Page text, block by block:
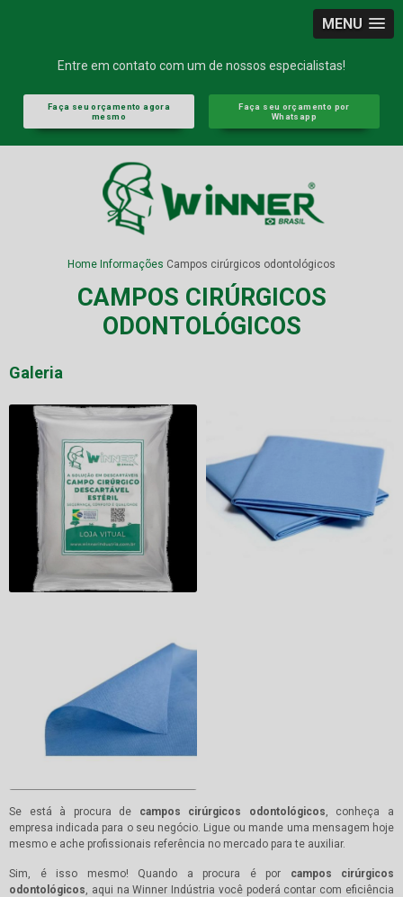
MENU
Entre em contato com um de nossos especialistas!
Faça seu orçamento agora
mesmo
Faça seu orçamento por
Whatsapp
Home Informações Campos cirúrgicos odontológicos
CAMPOS CIRÚRGICOS
ODONTOLÓGICOS
Galeria
Se está à procura de campos cirúrgicos odontológicos , conheça a
empresa indicada para o seu negócio. Ligue ou mande uma mensagem hoje
mesmo e ache profissionais referência no mercado para te auxiliar.
Sim, é isso mesmo! Quando a procura é por
campos cirúrgicos
odontológicos , aqui na Winner Indústria você poderá contar com eficiência